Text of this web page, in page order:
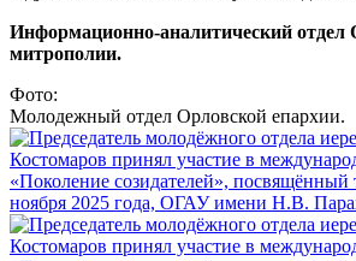
Информационно-аналитический отдел
митрополии.
Фото:
Молодежный отдел Орловской епархии.